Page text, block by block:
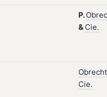
P.
& Cie.
Obrecht
Cie.